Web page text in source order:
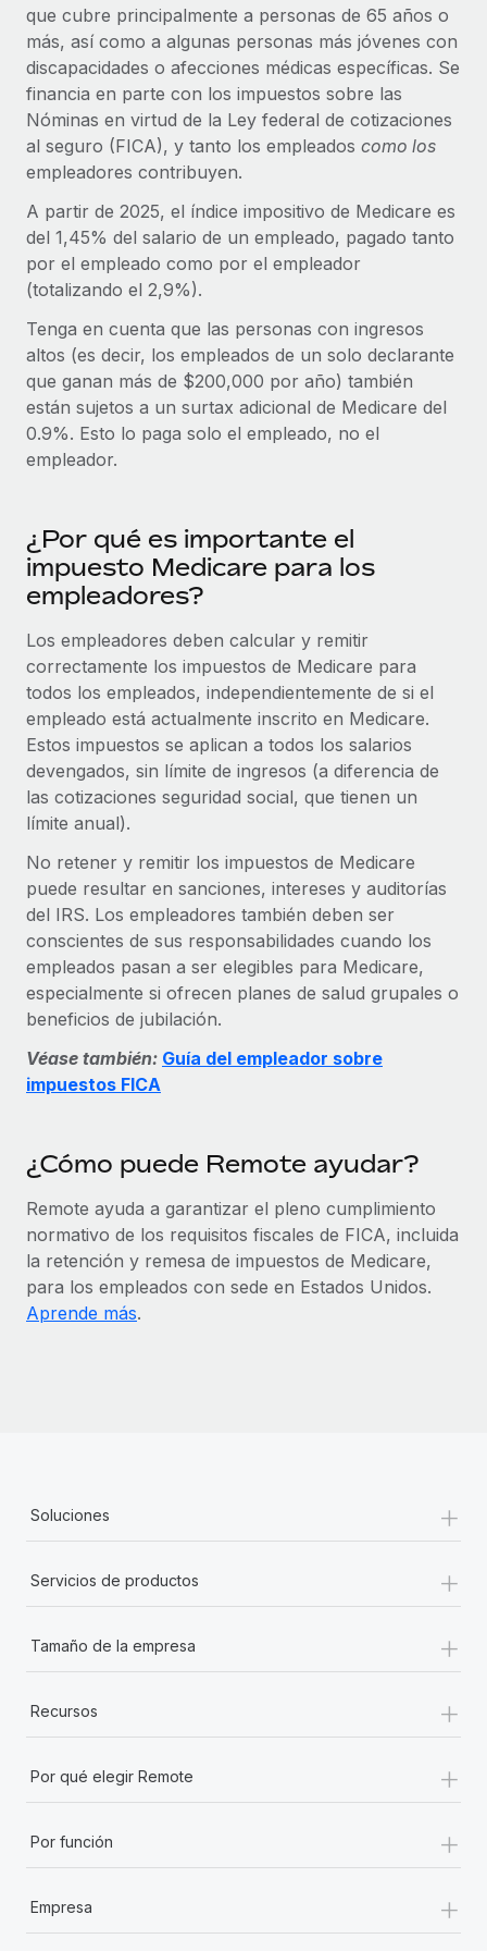
Contractor Management
Integra y gestiona a autónomos globalmente.
PEO
Externaliza tareas laborales complejas.
INFRAESTRUCTURA
Conexión Remote
Integra los RR. HH. en tus flujos de trabajo sin
complicaciones.
Plataforma
Funciones esenciales de RR. HH. integradas para tu
equipo.
Conectar Nuevo
Conecta cualquier herramienta de IA con Remote
Integraciones
Optimiza los procesos con herramientas empresariales
esenciales.
SERVICIOS
Pregunta a un experto
Obtén ayuda de gente experta en RR. HH. globales
y cumplimiento normativo.
Comprobaciones de antecedentes
Simplifica los procesos de cribado de candidatos.
Cumplimiento normativo
Adelántate a los riesgos de cumplimiento
normativo.
Gestión de dispositivos
Proporciona dispositivos tecnológicos y contrólalos
en todo el mundo.
Apertura de entidades
Abre entidades conforme a la legalidad enseguida.
Reubica a los empleados con facilidad.
Prestaciones
Gestiona las prestaciones de los empleados sin
complicaciones.
Compáranos con otras empresas.
ETAPAS DE CRECIMIENTO
Startups
Soluciones ágiles de RR. HH. globales y nóminas para
empresas en crecimiento.
Mediana empresa
Amplía tu equipo con soluciones de RR. HH.
personalizadas.
RR. HH. globales para grandes empresas.
ASOCIARSE
Socios tecnológicos estratégicos
Asociarse
Descubre oportunidades de colaborar con nosotros.
Consultoría de integraciones y automatización con IA.
CASOS PRÁCTICOS
Calculadora de pagos a autónomos
Descubre opciones de divisas y tiempos de pago para
autónomos globales.
APRENDIZAJE CON REMOTE
Guías y recursos
Casos prácticos
Glosario de RR. HH.
Listas de verificación y plantillas
Biblioteca de descripciones de puestos
Webinarios
Eventos
Información sobre salarios y talento
Centro de información
Obtén ayuda
Consulta todos los recursos
Nómina global
Contractor Management
Impuestos
Explora el blog
BLOG
La misión de Remote sigue siendo ayudar a empresas de
todos los tamaños a contratar, gestionar y...
Más información
Pento se convierte en un empleador equitativo
Nederlands
Français
Deutsch
Español
Italiano
Português (Portugal)
日本語
한국어
中文（简体）
Iniciar sesión
que cubre principalmente a personas de 65 años o
más, así como a algunas personas más jóvenes con
discapacidades o afecciones médicas específicas. Se
financia en parte con los impuestos sobre las
Nóminas en virtud de la Ley federal de cotizaciones
al seguro (FICA), y tanto los empleados como los
empleadores contribuyen.
A partir de 2025, el índice impositivo de Medicare es
del 1,45% del salario de un empleado, pagado tanto
por el empleado como por el empleador
(totalizando el 2,9%).
Tenga en cuenta que las personas con ingresos
altos (es decir, los empleados de un solo declarante
que ganan más de $200,000 por año) también
están sujetos a un surtax adicional de Medicare del
0.9%. Esto lo paga solo el empleado, no el
empleador.
¿Por qué es importante el
impuesto Medicare para los
empleadores?
Los empleadores deben calcular y remitir
correctamente los impuestos de Medicare para
todos los empleados, independientemente de si el
empleado está actualmente inscrito en Medicare.
Estos impuestos se aplican a todos los salarios
devengados, sin límite de ingresos (a diferencia de
las cotizaciones seguridad social, que tienen un
límite anual).
No retener y remitir los impuestos de Medicare
puede resultar en sanciones, intereses y auditorías
del IRS. Los empleadores también deben ser
conscientes de sus responsabilidades cuando los
empleados pasan a ser elegibles para Medicare,
especialmente si ofrecen planes de salud grupales o
beneficios de jubilación.
Véase también: Guía del empleador sobre
impuestos FICA
¿Cómo puede Remote ayudar?
Remote ayuda a garantizar el pleno cumplimiento
normativo de los requisitos fiscales de FICA, incluida
la retención y remesa de impuestos de Medicare,
para los empleados con sede en Estados Unidos.
Aprende más.
Soluciones +
Servicios de productos +
Tamaño de la empresa +
Recursos +
Por qué elegir Remote +
Por función +
Empresa
+